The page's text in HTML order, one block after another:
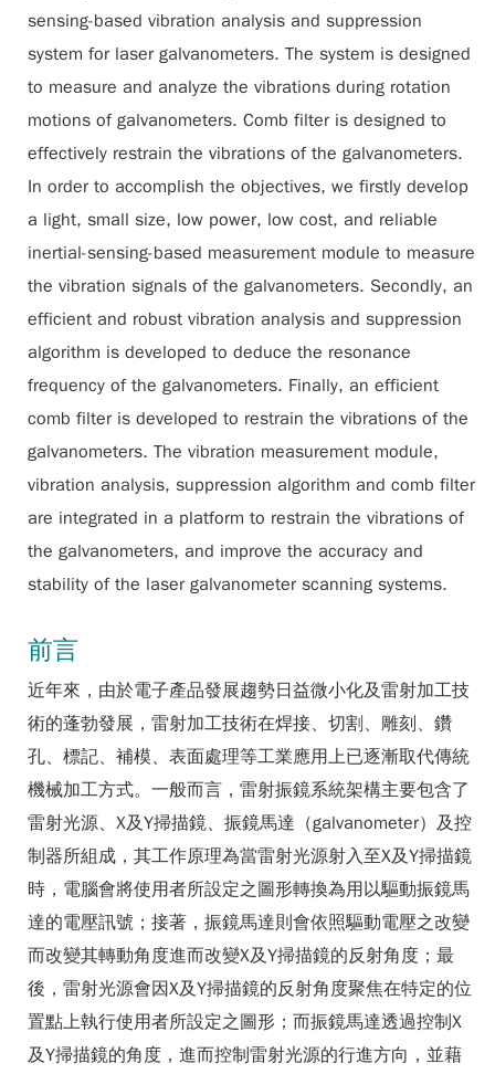
sensing-based vibration analysis and suppression
system for laser galvanometers. The system is designed
to measure and analyze the vibrations during rotation
motions of galvanometers. Comb filter is designed to
effectively restrain the vibrations of the galvanometers.
In order to accomplish the objectives, we firstly develop
a light, small size, low power, low cost, and reliable
inertial-sensing-based measurement module to measure
the vibration signals of the galvanometers. Secondly, an
efficient and robust vibration analysis and suppression
algorithm is developed to deduce the resonance
frequency of the galvanometers. Finally, an efficient
comb filter is developed to restrain the vibrations of the
galvanometers. The vibration measurement module,
vibration analysis, suppression algorithm and comb filter
are integrated in a platform to restrain the vibrations of
the galvanometers, and improve the accuracy and
stability of the laser galvanometer scanning systems.
前言
近年來，由於電子產品發展趨勢日益微小化及雷射加工技
術的蓬勃發展，雷射加工技術在焊接、切割、雕刻、鑽
孔、標記、補模、表面處理等工業應用上已逐漸取代傳統
機械加工方式。一般而言，雷射振鏡系統架構主要包含了
雷射光源、X及Y掃描鏡、振鏡馬達（galvanometer）及控
制器所組成，其工作原理為當雷射光源射入至X及Y掃描鏡
時，電腦會將使用者所設定之圖形轉換為用以驅動振鏡馬
達的電壓訊號；接著，振鏡馬達則會依照驅動電壓之改變
而改變其轉動角度進而改變X及Y掃描鏡的反射角度；最
後，雷射光源會因X及Y掃描鏡的反射角度聚焦在特定的位
置點上執行使用者所設定之圖形；而振鏡馬達透過控制X
及Y掃描鏡的角度，進而控制雷射光源的行進方向，並藉